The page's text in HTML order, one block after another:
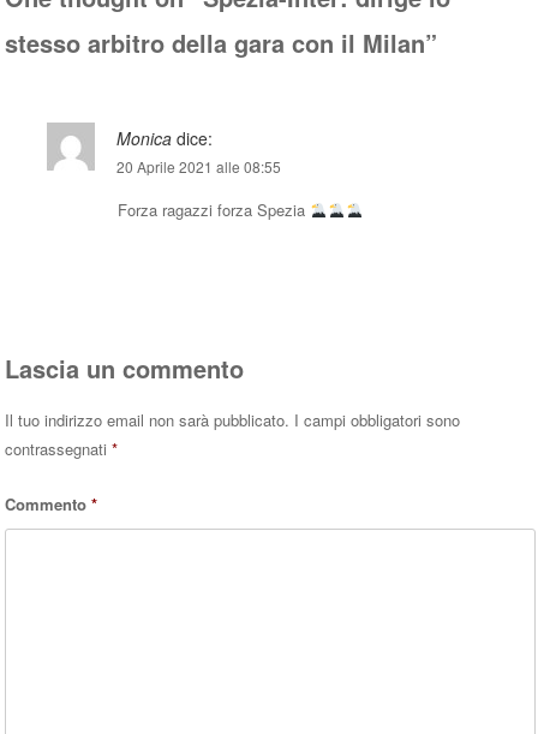
stesso arbitro della gara con il Milan”
Monica dice:
20 Aprile 2021 alle 08:55
Forza ragazzi forza Spezia
Lascia un commento
Il tuo indirizzo email non sarà pubblicato. I campi obbligatori sono
contrassegnati*
Commento*